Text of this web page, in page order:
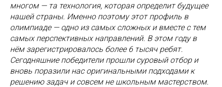
многом — та технология, которая определит будущее
нашей страны. Именно поэтому этот профиль в
олимпиаде — одно из самых сложных и вместе с тем
самых перспективных направлений. В этом году в
нём зарегистрировалось более 6 тысяч ребят.
Сегодняшние победители прошли суровый отбор и
вновь поразили нас оригинальными подходами к
решению задач и совсем не школьным мастерством.